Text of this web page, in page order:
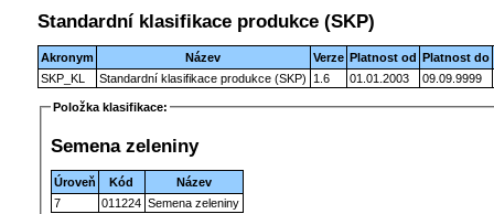
Standardní klasifikace produkce (SKP)
Akronym Název Verze Platnost od Platnost do
SKP_KL
Standardní klasifikace produkce (SKP) 1.6 01.01.2003 09.09.9999
Položka klasifikace:
Semena zeleniny
Úroveň Kód
Název
7
011224 Semena zeleniny